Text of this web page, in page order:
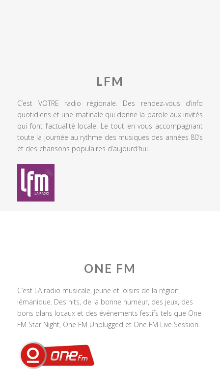
LFM
C’est VOTRE radio régionale. Des rendez-vous d’info
quotidiens et une matinale qui donne la parole aux invités
qui font l’actualité locale. Le tout en vous accompagnant
toute la journée au rythme des musiques des années 80’s
et des chansons populaires d’aujourd’hui.
ONE FM
C’est LA radio musicale, jeune et loisirs de la région
lémanique. Des hits, de la bonne humeur, des jeux, des
bons plans locaux et des événements festifs tels que One
FM Star Night, One FM Unplugged et One FM Live Session.